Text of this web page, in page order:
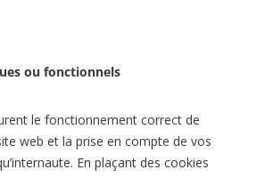
ou fonctionnels
le fonctionnement correct de
web et la prise en compte de vos
En plaçant des cookies